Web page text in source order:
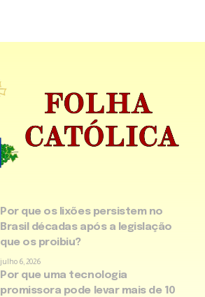
Por que os lixões persistem no
Brasil décadas após a legislação
que os proibiu?
julho 6, 2026
Por que uma tecnologia
promissora pode levar mais de 10